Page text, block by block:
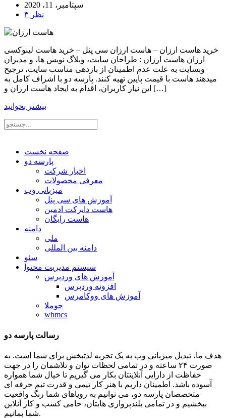
سپتامبر، 11، 2020
۳ نظر
خرید هاست ارزان – هاست ارزان سی پنل – خرید هاست لینوکسی
ارزان هاست ارزان : طراحان سایت، وبلاگ نویس ها، و مدیران
وبسایت به علت عدم اطمینان از بازدهی مناسب سایت، ترجیح
میدهند هاست با قیمت پایین تهیه کنند. پارسه دو با اشراف کامل به
این نیاز کاربران، اقدام به ایجاد هاست ارزان و […]
بیشتر بخوانید
صفحه نخست
پارسه دو
اخبار شرکت
معرفی محصولات
میزبانی وب
آموزش های سی پنل
هاست دایرکت ادمین
هاست رایگان
دامنه
ملی
دامنه بین المللی
سئو
سیستم مدیریت محتوا
آموزش های وردپرس
افزونه وردپرس
آموزش های ووکامرس
جوملا
whmcs
رسالت پارسه دو
هدف ما، تبدیل میزبانی وب به یک تجربه لذتبخش برای شما است. به
صورت ۲۴ ساعته و در تمامی لحظات توان و تلاشمان را در جهت
حفاظت از دارایی آنلاینتان بکار می گیریم تا خیال شما همواره
آسوده باشد. اطمینان داریم با هنر کار تیمی و قدرت تیم حرفه ای
متخصصان پارسه دو، می توانیم به رویاهای شما رنگ واقعیت
ببخشیم و در تمامی بلندپروازی هایتان، حامی کسب و کار آنلاین
شما بمانیم.